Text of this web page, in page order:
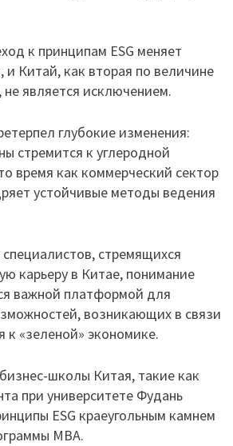
к принципам ESG меняет
Китай, как вторая по величине
является исключением.
глубокие изменения:
стремится к углеродной
время как коммерческий сектор
устойчивые методы ведения
стремящихся
карьеру в Китае, понимание
важной платформой для
возникающих в связи
к «зеленой» экономике.
школы Китая, такие как
при университете Фудань
ESG краеугольным камнем
MBA.